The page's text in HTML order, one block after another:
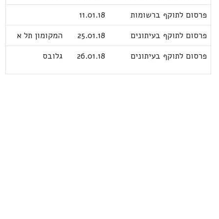
פרסום לתוקף ברשומות
11.01.18
פרסום לתוקף בעיתונים
25.01.18
המקומון תל א
פרסום לתוקף בעיתונים
26.01.18 גלובס